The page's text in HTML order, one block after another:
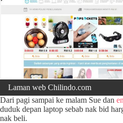
Laman web Chilindo.com
Dari pagi sampai ke malam Sue dan
duduk depan laptop sebab nak bid
nak beli.